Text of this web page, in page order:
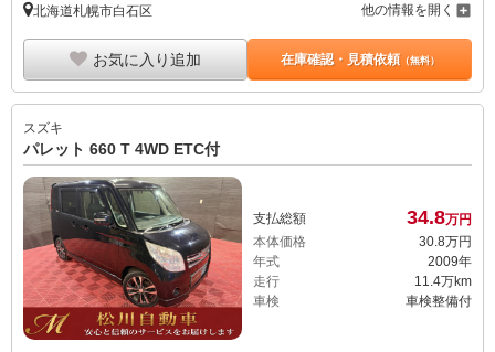
北海道札幌市白石区 他の情報を開く
お気に入り追加 在庫確認・見積依頼（無料）
スズキ
パレット 660 T 4WD ETC付
支払総額 34.8万円
本体価格
30. 8万円
年式
2009年
走行
11.4万km
車検
車検整備付